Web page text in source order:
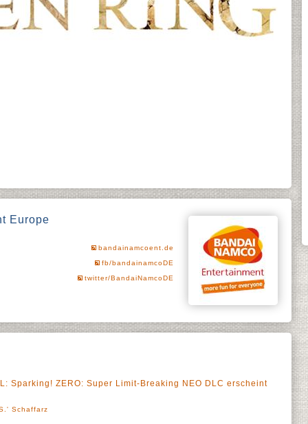
Europe
bandainamcoent.de
fb/bandainamcoDE
twitter/BandaiNamcoDE
Sparking! ZERO: Super Limit-Breaking NEO DLC erscheint
Schaffarz